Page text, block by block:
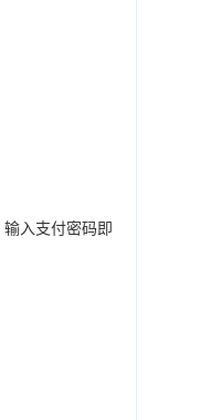
入支付密码即